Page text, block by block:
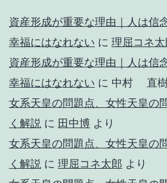
資産形成が重要な理由｜人は信
幸福にはなれない に 理屈コネ太
資産形成が重要な理由｜人は信
幸福にはなれない に 中村 直
女系天皇の問題点、女性天皇の
く解説 に 田中博 より
女系天皇の問題点、女性天皇の
く解説 に 理屈コネ太郎 より